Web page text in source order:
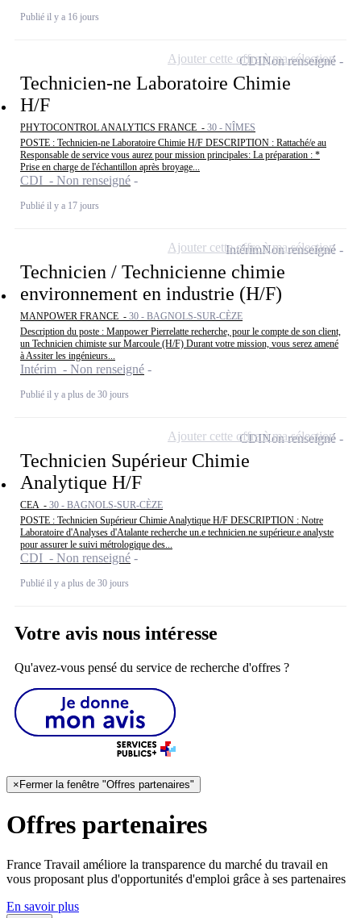
Publié il y a 16 jours
Technicien-ne Laboratoire Chimie
H/F
PHYTOCONTROL ANALYTICS FRANCE - 30 - NÎMES
POSTE : Technicien-ne Laboratoire Chimie H/F DESCRIPTION : Rattaché/e au
Responsable de service vous aurez pour mission principales: La préparation : *
Prise en charge de l'échantillon après broyage...
CDI - Non renseigné
Publié il y a 17 jours
CDINon renseigné
Ajouter cette offre à ma sélection
Technicien / Technicienne chimie
environnement en industrie (H/F)
MANPOWER FRANCE - 30 - BAGNOLS-SUR-CÈZE
Description du poste : Manpower Pierrelatte recherche, pour le compte de son client,
un Technicien chimiste sur Marcoule (H/F) Durant votre mission, vous serez amené
à Assiter les ingénieurs...
Intérim - Non renseigné
Publié il y a plus de 30 jours
IntérimNon renseigné
Ajouter cette offre à ma sélection
Technicien Supérieur Chimie
Analytique H/F
CEA - 30 - BAGNOLS-SUR-CÈZE
POSTE : Technicien Supérieur Chimie Analytique H/F DESCRIPTION : Notre
Laboratoire d'Analyses d'Atalante recherche un.e technicien.ne supérieur.e analyste
pour assurer le suivi métrologique des...
CDI - Non renseigné
Publié il y a plus de 30 jours
CDINon renseigné
Ajouter cette offre à ma sélection
Votre avis nous intéresse
Qu'avez-vous pensé du service de recherche d'offres ?
× Fermer la fenêtre "Offres partenaires"
Offres partenaires
France Travail améliore la transparence du marché du travail en
vous proposant plus d'opportunités d'emploi grâce à ses partenaires
En savoir plus